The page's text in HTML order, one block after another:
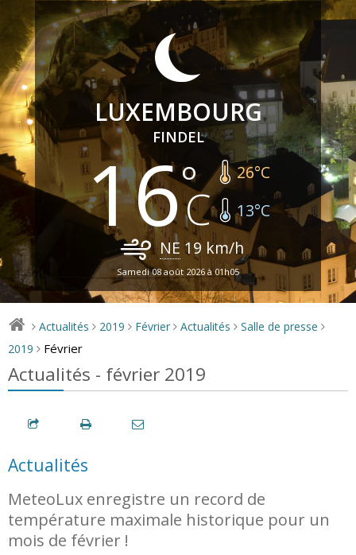
LUXEMBOURG
FINDEL
16 26°C
13°C
NE 19 km/h
Samedi 08 août 2026 à 01h05
> Actualités > 2019 > Février > Actualités > Salle de presse >
2019 > Février
Actualités - février 2019
Actualités
MeteoLux enregistre un record de
température maximale historique pour un
mois de février !